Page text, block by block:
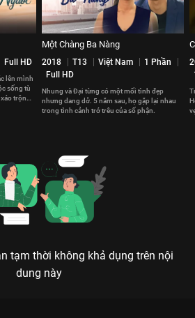
Full HD
lên mình
sống tù
trộn
Một Chàng Ba Nàng
2018 T13 Việt Nam
1 Phần
Full HD
Nhung và Đại từng có một mối tình đẹp
nhưng dang dở. 5 năm sau, họ gặp lại nhau
trong tình cảnh trớ trêu của số phận.
tạm thời không khả dụng trên nội
dung này